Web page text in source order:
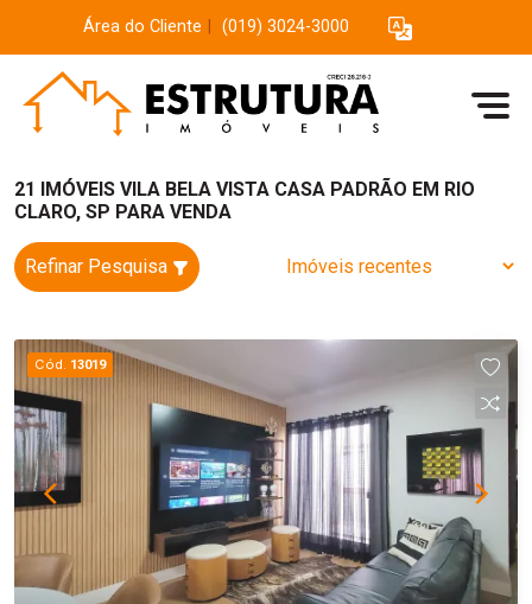
Área do Cliente (019) 3024-3000
21 IMÓVEIS VILA BELA VISTA CASA PADRÃO EM RIO
CLARO, SP PARA VENDA
Refinar Pesquisa
Cód. 13019